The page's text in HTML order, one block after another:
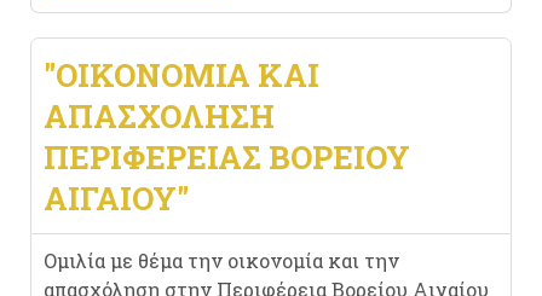
"ΟΙΚΟΝΟΜΊΑ ΚΑΙ
ΑΠΑΣΧΌΛΗΣΗ
ΠΕΡΙΦΈΡΕΙΑΣ ΒΟΡΕΊΟΥ
ΑΙΓΑΊΟΥ"
Ομιλία με θέμα την οικονομία και την
απασχόληση στην Περιφέρεια Βορείου Αιγαίου